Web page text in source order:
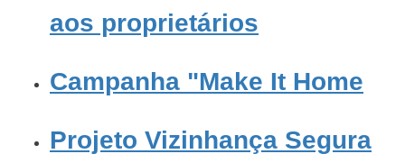
aos proprietários
Campanha "Make It Home
Projeto Vizinhança Segura